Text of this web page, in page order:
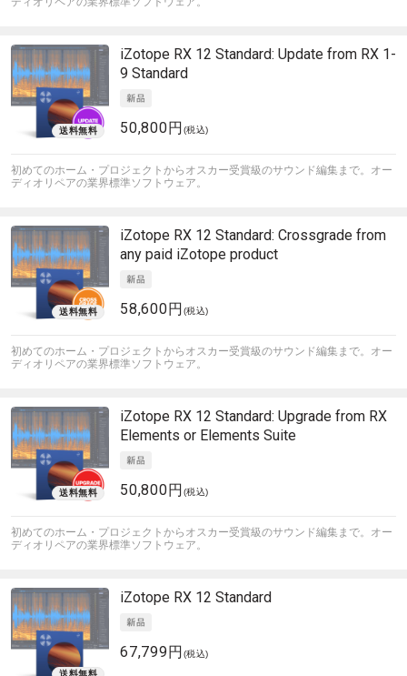
iZotope RX 12 Standard: Update from RX 1-
9 Standard
50,800円 (税込)
初めてのホーム・プロジェクトからオスカー受賞級のサウンド編集まで。オー
ディオリペアの業界標準ソフトウェア。
iZotope RX 12 Standard: Crossgrade from
any paid iZotope product
58,600円 (税込)
初めてのホーム・プロジェクトからオスカー受賞級のサウンド編集まで。オー
ディオリペアの業界標準ソフトウェア。
iZotope RX 12 Standard: Upgrade from RX
Elements or Elements Suite
50,800円 (税込)
初めてのホーム・プロジェクトからオスカー受賞級のサウンド編集まで。オー
ディオリペアの業界標準ソフトウェア。
iZotope RX 12 Standard
67,799円 (税込)